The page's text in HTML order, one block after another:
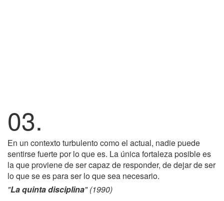
03.
En un contexto turbulento como el actual, nadie puede
sentirse fuerte por lo que es. La única fortaleza posible es
la que proviene de ser capaz de responder, de dejar de ser
lo que se es para ser lo que sea necesario.
"La quinta disciplina" (1990)